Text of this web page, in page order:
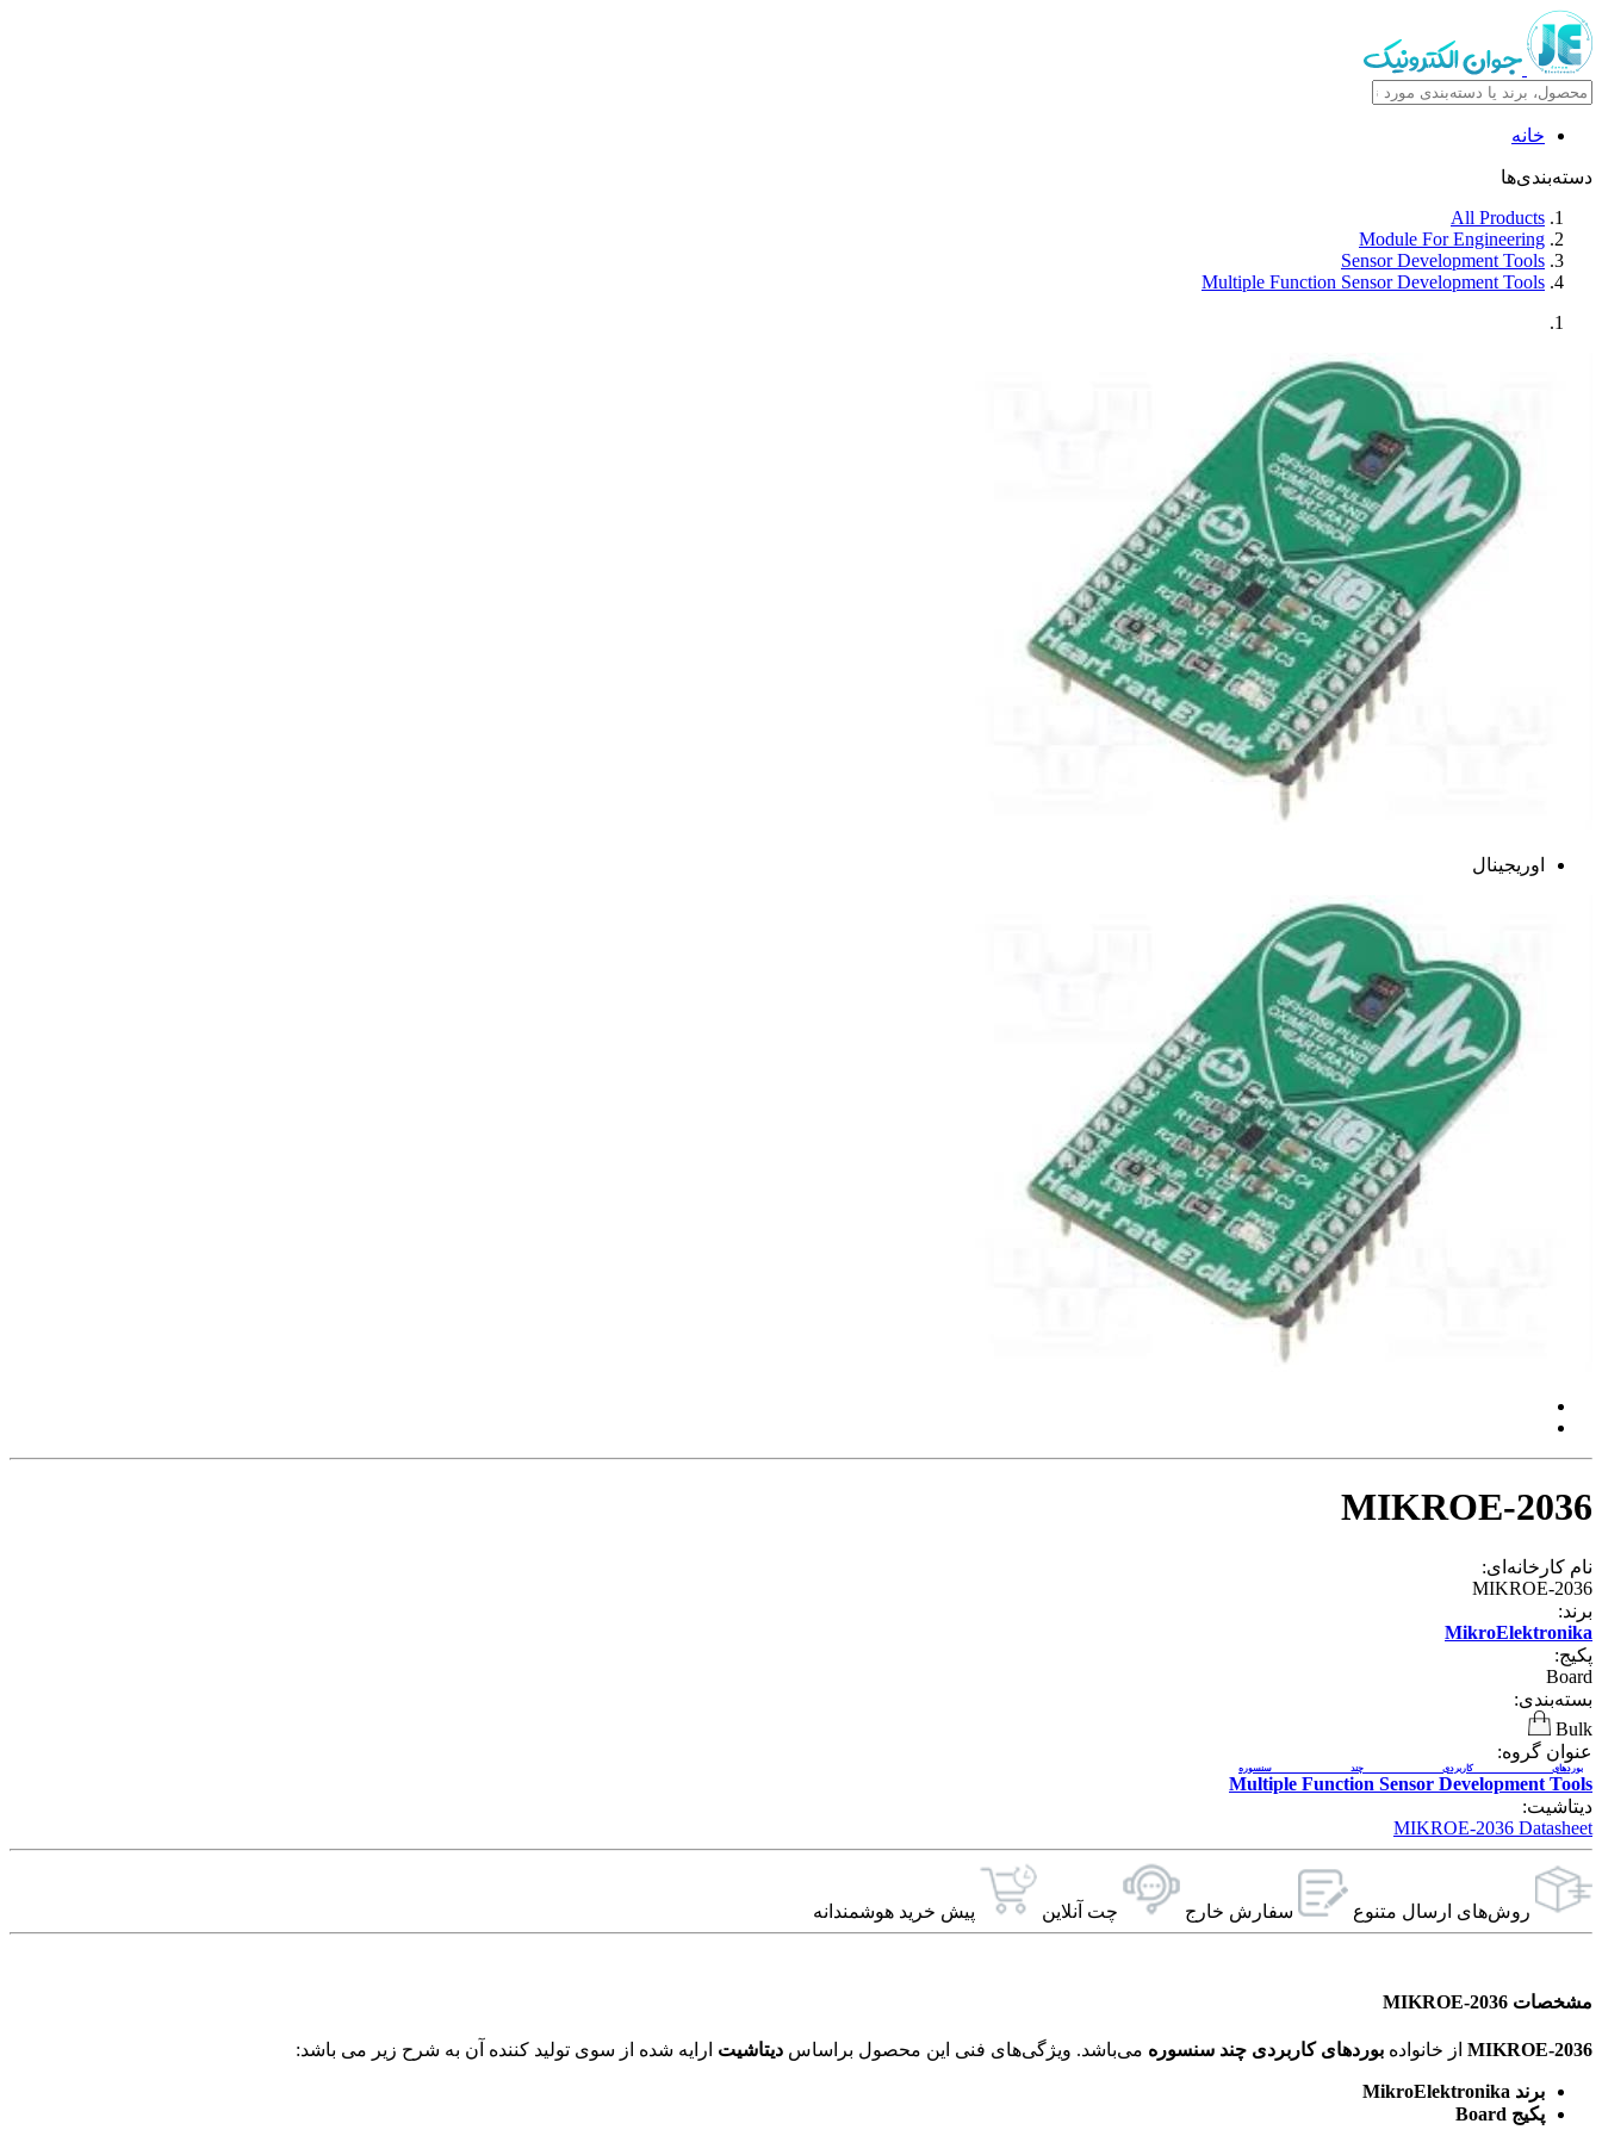
خانه
دسته‌بندی‌ها
All Products
Module For Engineering
Sensor Development Tools
Multiple Function Sensor Development Tools
اوریجینال
MIKROE-2036
نام کارخانه‌ای:
MIKROE-2036
برند:
MikroElektronika
پکیج:
Board
بسته‌بندی:
Bulk
عنوان گروه:
Multiple Function Sensor Development Tools
بوردهای کاربردی چند سنسوره
دیتاشیت:
MIKROE-2036 Datasheet
روش‌های ارسال‌ متنوع سفارش خارج چت آنلاین پیش خرید هوشمندانه
مشخصات MIKROE-2036
MIKROE-2036 از خانواده بوردهای کاربردی چند سنسوره دیتاشیت ارایه شده از سوی تولید کننده آن به شرح زیر می باشد:
برند MikroElektronika
پکیج Board